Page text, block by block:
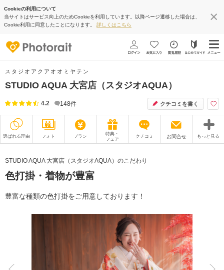
Cookieの利用について
当サイトはサービス向上のためCookieを利用しています。以降ページ遷移した場合は、
Cookie利用に同意したことになります。 詳しくはこちら
スタジオアクアオオミヤテン
STUDIO AQUA 大宮店（スタジオAQUA）
4.2 148件 クチコミを書く
選ばれる理由 フォト プラン
特典・
フェア
クチコミ お問合せ もっと見る
衣装
オプション ブログ
アクセス/TEL スタジオトップ
STUDIO AQUA 大宮店（スタジオAQUA）のこだわり
色打掛・着物が豊富
豊富な種類の色打掛をご用意しております！